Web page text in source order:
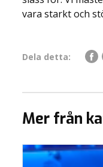
vara starkt och
Dela detta:
Mer från